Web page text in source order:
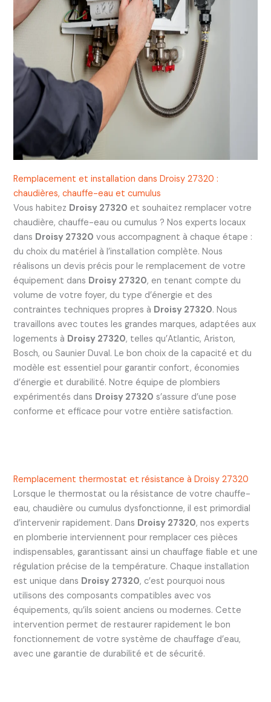
Remplacement et installation dans Droisy 27320 :
chaudières, chauffe-eau et cumulus
Vous habitez Droisy 27320 et souhaitez remplacer votre
chaudière, chauffe-eau ou cumulus ? Nos experts locaux
dans Droisy 27320 vous accompagnent à chaque étape :
du choix du matériel à l’installation complète. Nous
réalisons un devis précis pour le remplacement de votre
équipement dans Droisy 27320, en tenant compte du
volume de votre foyer, du type d’énergie et des
contraintes techniques propres à Droisy 27320. Nous
travaillons avec toutes les grandes marques, adaptées aux
logements à Droisy 27320, telles qu’Atlantic, Ariston,
Bosch, ou Saunier Duval. Le bon choix de la capacité et du
modèle est essentiel pour garantir confort, économies
d’énergie et durabilité. Notre équipe de plombiers
expérimentés dans Droisy 27320 s’assure d’une pose
conforme et efficace pour votre entière satisfaction.
Remplacement thermostat et résistance à Droisy 27320
Lorsque le thermostat ou la résistance de votre chauffe-
eau, chaudière ou cumulus dysfonctionne, il est primordial
d’intervenir rapidement. Dans Droisy 27320, nos experts
en plomberie interviennent pour remplacer ces pièces
indispensables, garantissant ainsi un chauffage fiable et une
régulation précise de la température. Chaque installation
est unique dans Droisy 27320, c’est pourquoi nous
utilisons des composants compatibles avec vos
équipements, qu’ils soient anciens ou modernes. Cette
intervention permet de restaurer rapidement le bon
fonctionnement de votre système de chauffage d’eau,
avec une garantie de durabilité et de sécurité.